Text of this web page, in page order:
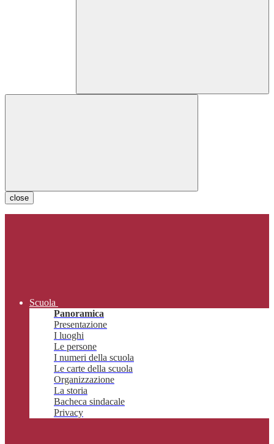
close
Scuola
Panoramica
Presentazione
I luoghi
Le persone
I numeri della scuola
Le carte della scuola
Organizzazione
La storia
Bacheca sindacale
Privacy